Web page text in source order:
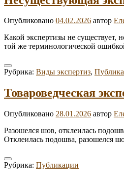
в
Опубликовано 04.02.2026 автор
Какой экспертизы не существует,
той же терминологической
Рубрика: Виды экспертиз,
Товароведческая
Опубликовано 28.01.2026 автор
Разошелся шов, отклеилась
Отклеилась подошва, разошелся
Рубрика: Публикации